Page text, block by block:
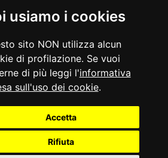
usiamo i cookies
sito NON utilizza alcun
di profilazione. Se vuoi
di più leggi l'informativa
sull'uso dei cookie.
Accetta
Rifiuta
note legali |glossario
media policy
|feedback
cookie
Realizzato da